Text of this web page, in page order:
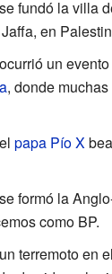
fundó la villa
en
un
, donde
papa Pío X
formó la
como BP.
terremoto en